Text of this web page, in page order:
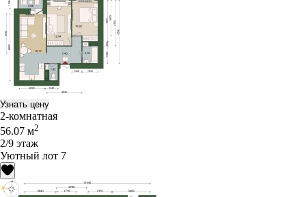
Узнать цену
2-комнатная
56.07 м2
2/9 этаж
Уютный лот 7